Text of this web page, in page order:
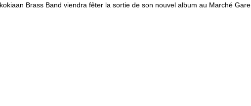
Brass Band viendra fêter la sortie de son nouvel album au Marché Gare.